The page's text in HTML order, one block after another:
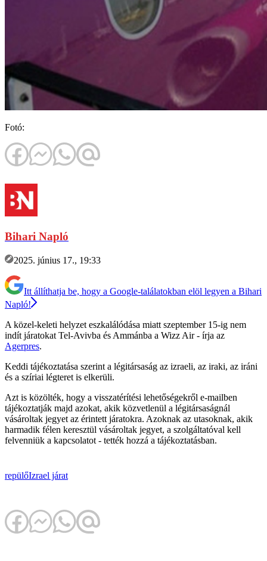
Fotó:
Bihari Napló
2025. június 17., 19:33
Itt állíthatja be, hogy a Google-találatokban elöl legyen a Bihari
Napló!
A közel-keleti helyzet eszkalálódása miatt szeptember 15-ig nem
indít járatokat Tel-Avivba és Ammánba a Wizz Air - írja az
Agerpres.
Keddi tájékoztatása szerint a légitársaság az izraeli, az iraki, az iráni
és a szíriai légteret is elkerüli.
Azt is közölték, hogy a visszatérítési lehetőségekről e-mailben
tájékoztatják majd azokat, akik közvetlenül a légitársaságnál
vásároltak jegyet az érintett járatokra. Azoknak az utasoknak, akik
harmadik félen keresztül vásároltak jegyet, a szolgáltatóval kell
felvenniük a kapcsolatot - tették hozzá a tájékoztatásban.
repülőIzrael járat